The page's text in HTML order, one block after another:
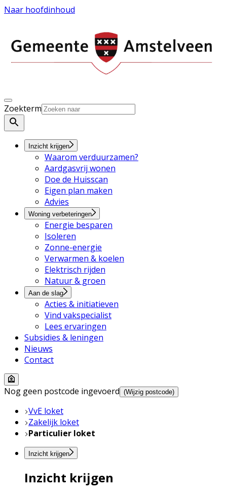
Naar hoofdinhoud
Zoekterm
Inzicht krijgen
Waarom verduurzamen?
Aardgasvrij wonen
Doe de Huisscan
Eigen plan maken
Advies
Woning verbeteringen
Energie besparen
Isoleren
Zonne-energie
Verwarmen & koelen
Elektrisch rijden
Natuur & groen
Aan de slag
Acties & initiatieven
Vind vakspecialist
Lees ervaringen
Subsidies & leningen
Nieuws
Contact
Nog geen postcode ingevoerd (Wijzig postcode)
VvE loket
Zakelijk loket
Particulier loket
Inzicht krijgen
Inzicht krijgen